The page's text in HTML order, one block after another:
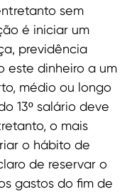
sem
é iniciar um
previdência
este dinheiro a um
médio ou longo
13º salário deve
o mais
o hábito de
de reservar o
gastos do fim de